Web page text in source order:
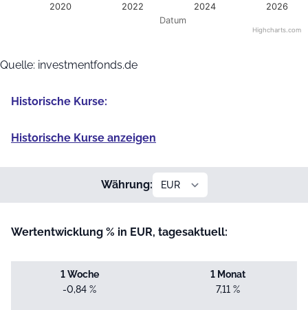
Datum
2020 2022 2024 2026
Highcharts.com
Quelle: investmentfonds.de
Historische Kurse:
Historische Kurse anzeigen
Währung:
Wertentwicklung % in EUR, tagesaktuell:
1 Woche
-0,84 %
1 Monat
7,11 %